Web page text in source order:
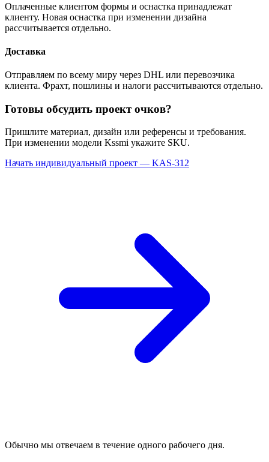
Оплаченные клиентом формы и оснастка принадлежат
клиенту. Новая оснастка при изменении дизайна
рассчитывается отдельно.
Доставка
Отправляем по всему миру через DHL или перевозчика
клиента. Фрахт, пошлины и налоги рассчитываются отдельно.
Готовы обсудить проект очков?
Пришлите материал, дизайн или референсы и требования.
При изменении модели Kssmi укажите SKU.
Начать индивидуальный проект — KAS-312
Обычно мы отвечаем в течение одного рабочего дня.